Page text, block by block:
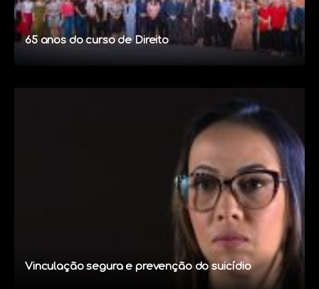
65 anos do curso de Direito
Vinculação segura e prevenção do suicídio